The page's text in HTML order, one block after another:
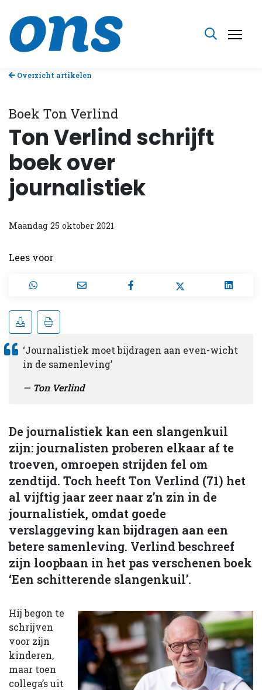
Overzicht artikelen
Boek Ton Verlind
Ton Verlind schrijft
boek over
journalistiek
Maandag 25 oktober 2021
Lees voor
‘Journalistiek moet bijdragen aan even-wicht
in de samenleving’
Ton Verlind
De journalistiek kan een slangenkuil
zijn: journalisten proberen elkaar af te
troeven, omroepen strijden fel om
zendtijd. Toch heeft Ton Verlind (71) het
al vijftig jaar zeer naar z’n zin in de
journalistiek, omdat goede
verslaggeving kan bijdragen aan een
betere samenleving. Verlind beschreef
zijn loopbaan in het pas verschenen boek
‘Een schitterende slangenkuil’.
Hij begon te
schrijven
voor zijn
kinderen,
maar toen
collega’s uit